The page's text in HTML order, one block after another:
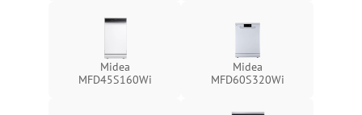
Midea
MFD45S160Wi
Midea
MFD60S320Wi